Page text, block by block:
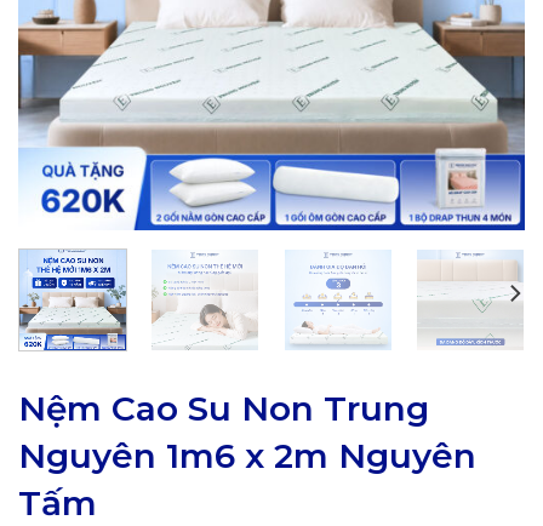
Nệm Cao Su Non Trung
Nguyên 1m6 x 2m Nguyên
Tấm